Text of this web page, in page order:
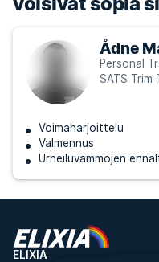
Ådne
Personal
SATS Trim
Voimaharjoittelu
Valmennus
Urheiluvammojen
ELIXIA